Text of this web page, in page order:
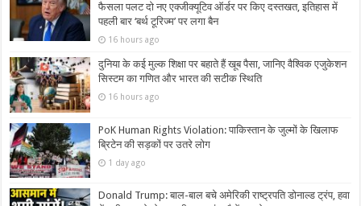
फैसला पलट दो नए एक्जीक्यूटिव ऑर्डर पर किए दस्तखत, इतिहास में
पहली बार ‘बर्थ टूरिज्म’ पर लगा बैन
16 hours ago
दुनिया के कई मुल्क शिक्षा पर बहाते हैं खूब पैसा, जानिए वैश्विक एजुकेशन
सिस्टम का गणित और भारत की सटीक स्थिति
16 hours ago
PoK Human Rights Violation: पाकिस्तान के जुल्मों के खिलाफ
ब्रिटेन की सड़कों पर उतरे लोग
1 day ago
Donald Trump: बाल-बाल बचे अमेरिकी राष्ट्रपति डोनाल्ड ट्रंप, हवा